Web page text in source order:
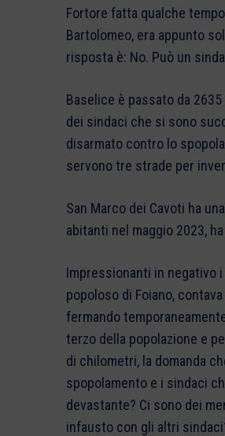
Fortore fatta qualche
Bartolomeo, era appunto
risposta è: No. Può un
Baselice è passato da
dei sindaci che si sono
disarmato contro lo
servono tre strade per
San Marco dei Cavoti ha
abitanti nel maggio 2023,
Impressionanti in negativo
popoloso di Foiano,
fermando
terzo della popolazione e
di chilometri, la domanda
spopolamento e i sindaci
devastante? Ci sono dei
infausto con gli altri